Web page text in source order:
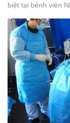
biệt tại bệnh viện